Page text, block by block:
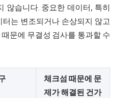
않습니다. 중요한 데이터, 특히
는 변조되거나 손상되지 않고
문에 무결성 검사를 통과할 수
체크섬 때문에 문
제가 해결된 건가